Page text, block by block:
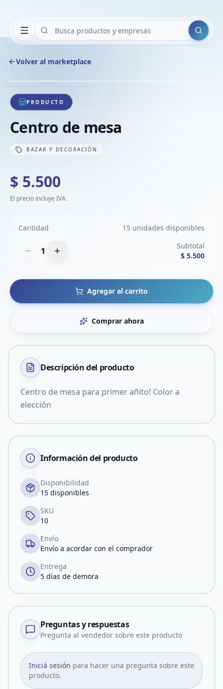
Buscar
Volver al marketplace
1/1
PRODUCTO
Centro de mesa
BAZAR Y DECORACIÓN
$ 5.500
El precio incluye IVA.
Cantidad 15 unidades disponibles
1
Subtotal
$ 5.500
Agregar al carrito
Comprar ahora
Descripción del producto
Centro de mesa para primer añito! Color a
elección
Información del producto
Disponibilidad
15 disponibles
SKU
10
Envío
Envío a acordar con el comprador
Entrega
5 días de demora
Preguntas y respuestas
Pregunta al vendedor sobre este producto
Iniciá sesión para hacer una pregunta sobre este
producto.